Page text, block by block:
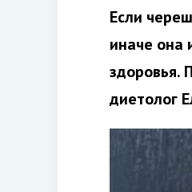
Если
иначе она
здоровья.
диетолог